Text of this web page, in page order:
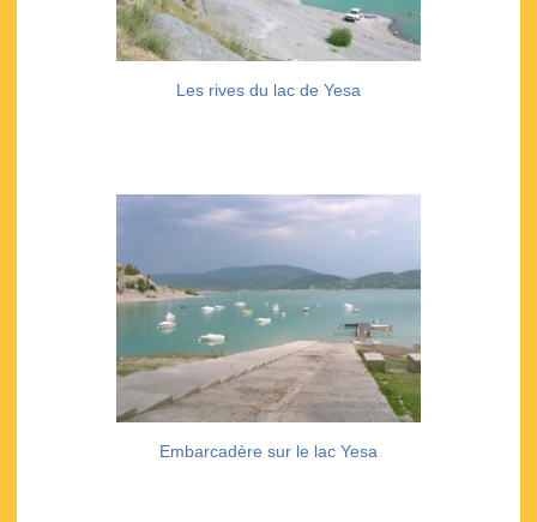
Les rives du lac de Yesa
Embarcadère sur le lac Yesa